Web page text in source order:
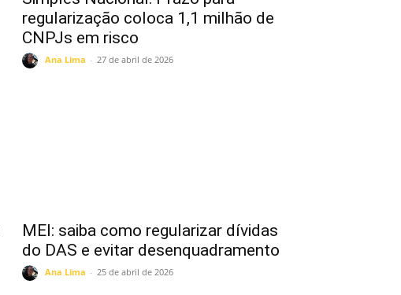
regularização coloca 1,1 milhão de
CNPJs em risco
Ana Lima - 27 de abril de 2026
MEI: saiba como regularizar dívidas
do DAS e evitar desenquadramento
Ana Lima - 25 de abril de 2026